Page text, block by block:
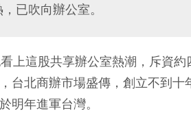
已吹向辦公室。
上這股共享辦公室熱潮，斥資
台北商辦市場盛傳，創立不到
明年進軍台灣。